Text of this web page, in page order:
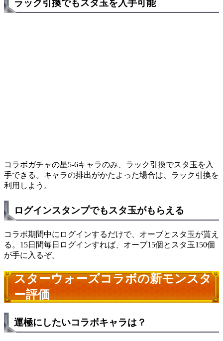
ラック引換でもスタ玉を入手可能
コラボガチャの星5-6キャラのみ、ラック引換でスタ玉を入
手できる。キャラの排出がかたよった場合は、ラック引換を
利用しよう。
ログインスタンプでもスタ玉がもらえる
コラボ期間中にログインするだけで、オーブとスタ玉が貰え
る。15日間毎日ログインすれば、オーブ15個とスタ玉150個
が手に入るぞ。
スターウォーズコラボの新モンスタ
ー評価
運極にしたいコラボキャラは？